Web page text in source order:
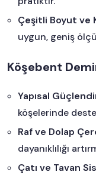
Çeşitli Boyut ve
uygun, geniş
Köşebent
Yapısal
köşelerinde
Raf ve Dolap
dayanıklılığı
Çatı ve Tavan